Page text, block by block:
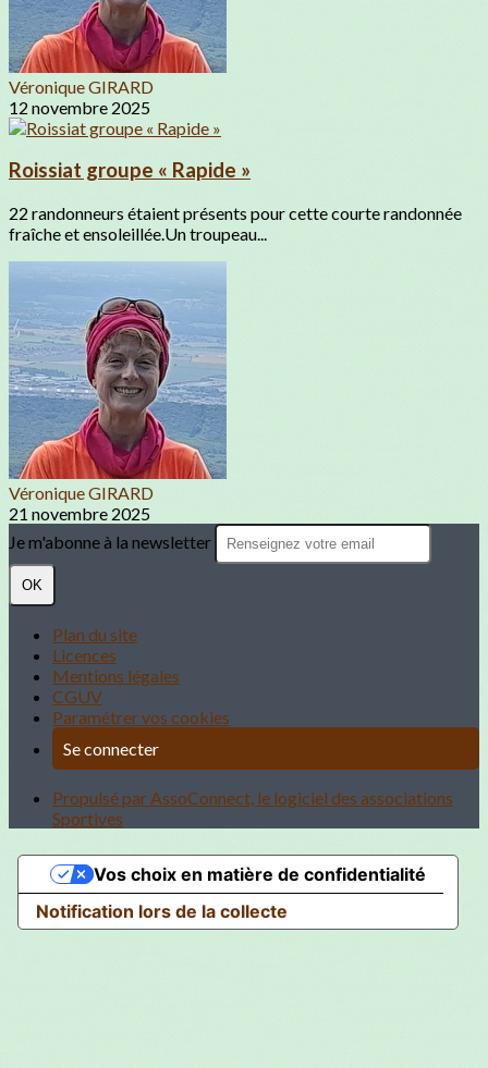
Véronique GIRARD
12 novembre 2025
Roissiat groupe « Rapide »
22 randonneurs étaient présents pour cette courte randonnée
fraîche et ensoleillée.Un troupeau...
Véronique GIRARD
21 novembre 2025
Je m'abonne à la newsletter
OK
Plan du site
Licences
Mentions légales
CGUV
Paramétrer vos cookies
Se connecter
Propulsé par AssoConnect, le logiciel des associations
Sportives
Notification lors de la collecte
Vos choix en matière de confidentialité